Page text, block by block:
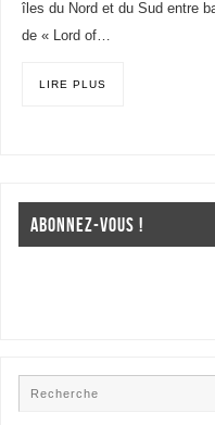
îles du Nord et du Sud entre
de « Lord of…
LIRE PLUS
ABONNEZ-VOUS !